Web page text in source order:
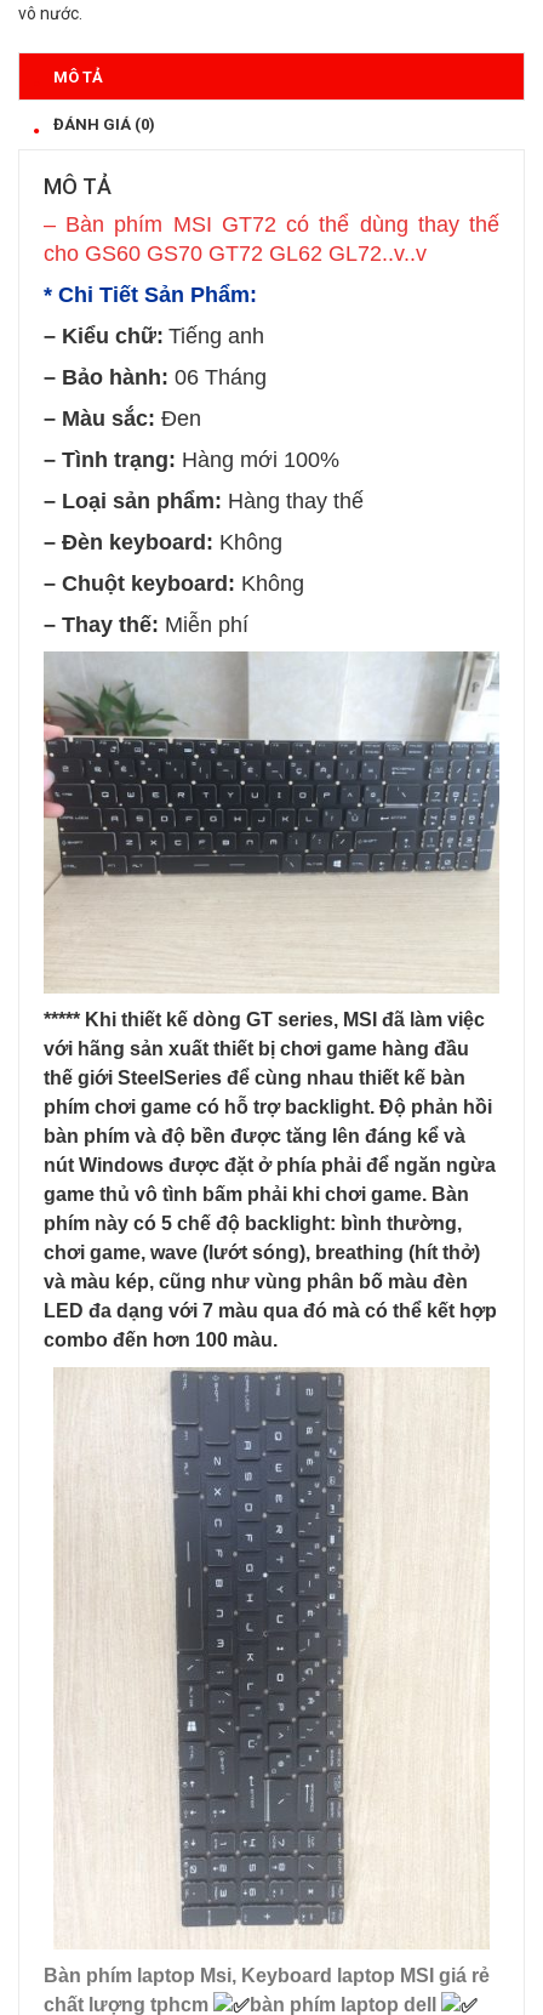
vô nước.
MÔ TẢ
ĐÁNH GIÁ (0)
MÔ TẢ
– Bàn phím MSI GT72 có thể dùng thay thế
cho GS60 GS70 GT72 GL62 GL72..v..v
* Chi Tiết Sản Phẩm:
– Kiểu chữ: Tiếng anh
– Bảo hành: 06 Tháng
– Màu sắc: Đen
– Tình trạng: Hàng mới 100%
– Loại sản phẩm: Hàng thay thế
– Đèn keyboard: Không
– Chuột keyboard: Không
– Thay thế: Miễn phí
***** Khi thiết kế dòng GT series, MSI đã làm việc
với hãng sản xuất thiết bị chơi game hàng đầu
thế giới SteelSeries để cùng nhau thiết kế bàn
phím chơi game có hỗ trợ backlight. Độ phản hồi
bàn phím và độ bền được tăng lên đáng kể và
nút Windows được đặt ở phía phải để ngăn ngừa
game thủ vô tình bấm phải khi chơi game. Bàn
phím này có 5 chế độ backlight: bình thường,
chơi game, wave (lướt sóng), breathing (hít thở)
và màu kép, cũng như vùng phân bố màu đèn
LED đa dạng với 7 màu qua đó mà có thể kết hợp
combo đến hơn 100 màu.
Bàn phím laptop Msi, Keyboard laptop MSI giá rẻ
chất lượng tphcm
bàn phím laptop dell